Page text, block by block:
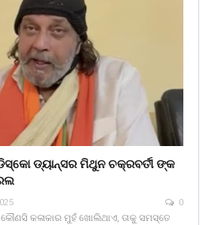
ଡ୍ୟାନ୍ସର ମିଥୁନ ଚକ୍ରବର୍ତୀ ଙ୍କ
0
କଳାକାର ମୁହଁ ଖୋଲିଥାଏ, ତାକୁ ସମସ୍ତେ